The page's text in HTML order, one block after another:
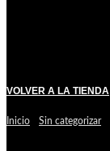
VOLVER A LA TIENDA
Inicio Sin categorizar/